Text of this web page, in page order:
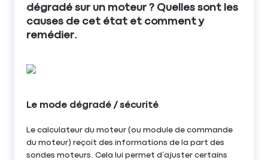
dégradé sur un moteur ? Quelles sont les
causes de cet état et comment y
remédier.
Le mode dégradé / sécurité
Le calculateur du moteur (ou module de commande
du moteur) reçoit des informations de la part des
sondes moteurs. Cela lui permet d’ajuster certains